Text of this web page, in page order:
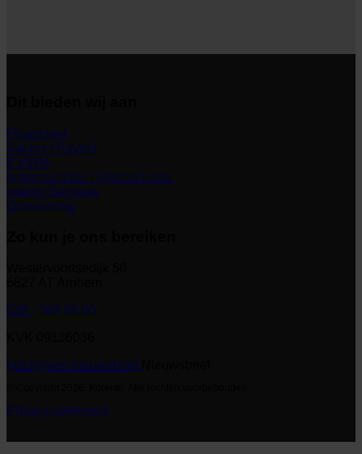
Financieel
Salaris | Payroll
E-HRM
Implementatie | Optimalisatie
Interim Services
Outsourcing
026 - 389 89 00
Inschrijven nieuwsbrief
Privacy statement